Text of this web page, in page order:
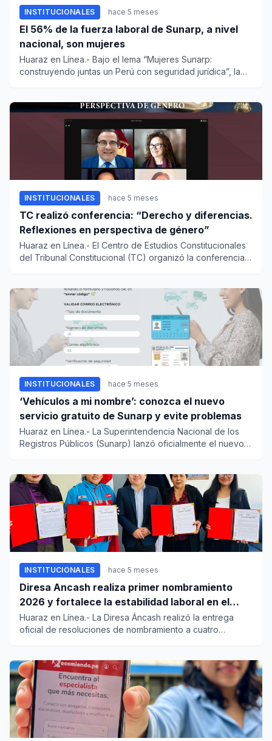
INSTITUCIONALES hace 5 meses
El 56% de la fuerza laboral de Sunarp, a nivel
nacional, son mujeres
Huaraz en Línea.- Bajo el lema “Mujeres Sunarp:
construyendo juntas un Perú con seguridad jurídica”, la
INSTITUCIONALES hace 5 meses
TC realizó conferencia: “Derecho y diferencias.
Reflexiones en perspectiva de género”
Huaraz en Línea.- El Centro de Estudios Constitucionales
del Tribunal Constitucional (TC) organizó la conferencia
INSTITUCIONALES hace 5 meses
‘Vehículos a mi nombre’: conozca el nuevo
servicio gratuito de Sunarp y evite problemas
Huaraz en Línea.- La Superintendencia Nacional de los
Registros Públicos (Sunarp) lanzó oficialmente el nuevo
INSTITUCIONALES hace 5 meses
Diresa Ancash realiza primer nombramiento
2026 y fortalece la estabilidad laboral en el
sector salud
Huaraz en Línea.- La Diresa Áncash realizó la entrega
oficial de resoluciones de nombramiento a cuatro